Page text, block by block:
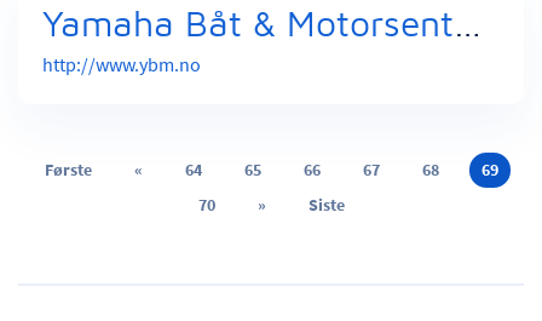
Yamaha Båt & Motorsenter AS Lyngdal
http://www.ybm.no
Første « 64 65 66 67 68
69
70
» Siste